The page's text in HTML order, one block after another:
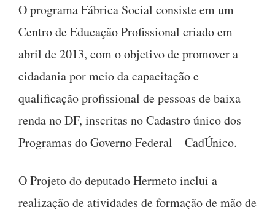
O programa Fábrica Social consiste em um
Centro de Educação Profissional criado em
abril de 2013, com o objetivo de promover a
cidadania por meio da capacitação e
qualificação profissional de pessoas de baixa
renda no DF, inscritas no Cadastro único dos
Programas do Governo Federal – CadÚnico.
O Projeto do deputado Hermeto inclui a
realização de atividades de formação de mão de